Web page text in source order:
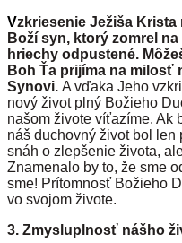
Vzkriesenie Ježiša Krista
Boží syn, ktorý zomrel
hriechy odpustené.
Boh Ťa prijíma na milosť
Synovi. A vďaka Jeho
nový život plný Božieho
našom živote víťazíme. Ak
náš duchovný život bol len
snáh o zlepšenie života,
Znamenalo by to, že sme
sme! Prítomnosť Božieho
vo svojom živote.
3. Zmysluplnosť nášho